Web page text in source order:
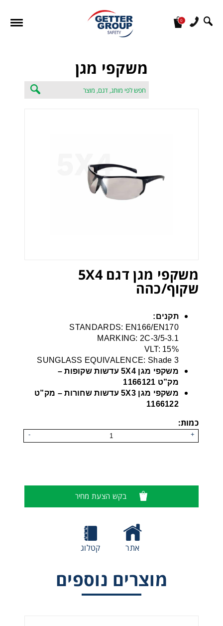
0
משקפי מגן
משקפי מגן דגם 5X4
שקוף/כהה
תקנים:
STANDARDS: EN166/EN170
MARKING: 2C-3/5-3.1
VLT: 15%
SUNGLASS EQUIVALENCE: Shade 3
משקפי מגן 5X4 עדשות שקופות –
מק”ט 1166121
משקפי מגן 5X3 עדשות שחורות – מק”ט
1166122
כמות:
+
-
בקש הצעת מחיר
אתר קטלוג
מוצרים נוספים
משקפי מגן דגם 5X9 עדשות מראה